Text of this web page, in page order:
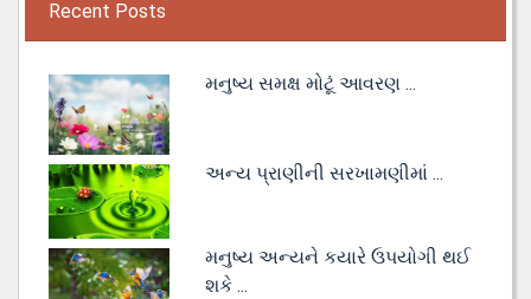
Recent Posts
મનુષ્ય સમક્ષ મોટૂં આવરણ ...
અન્ય પ્રાણીની સરખામણીમાં ...
મનુષ્ય અન્યને કયારે ઉપયોગી થઈ
શકે ...